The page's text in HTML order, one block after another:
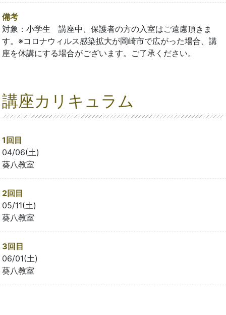
備考
対象：小学生 講座中、保護者の方の入室はご遠慮頂きま
す。※コロナウィルス感染拡大が岡崎市で広がった場合、講
座を休講にする場合がございます。ご了承ください。
講座カリキュラム
1回目
04/06(土)
葵八教室
2回目
05/11(土)
葵八教室
3回目
06/01(土)
葵八教室